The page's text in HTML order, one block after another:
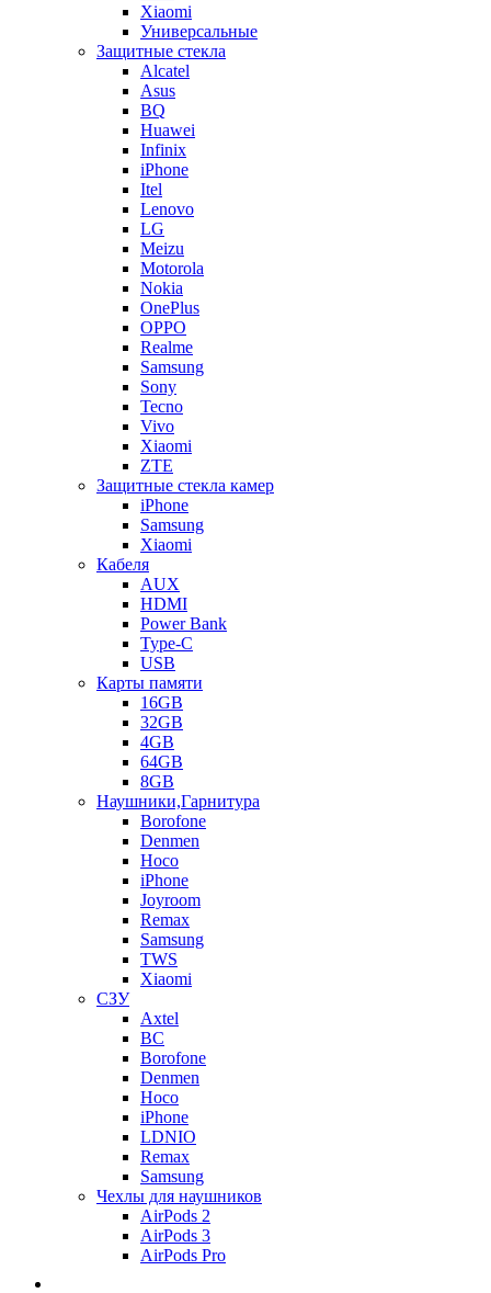
Xiaomi
Универсальные
Защитные стекла
Alcatel
Asus
BQ
Huawei
Infinix
iPhone
Itel
Lenovo
LG
Meizu
Motorola
Nokia
OnePlus
OPPO
Realme
Samsung
Sony
Tecno
Vivo
Xiaomi
ZTE
Защитные стекла камер
iPhone
Samsung
Xiaomi
Кабеля
AUX
HDMI
Power Bank
Type-C
USB
Карты памяти
16GB
32GB
4GB
64GB
8GB
Наушники,Гарнитура
Borofone
Denmen
Hoco
iPhone
Joyroom
Remax
Samsung
TWS
Xiaomi
СЗУ
Axtel
BC
Borofone
Denmen
Hoco
iPhone
LDNIO
Remax
Samsung
Чехлы для наушников
AirPods 2
AirPods 3
AirPods Pro